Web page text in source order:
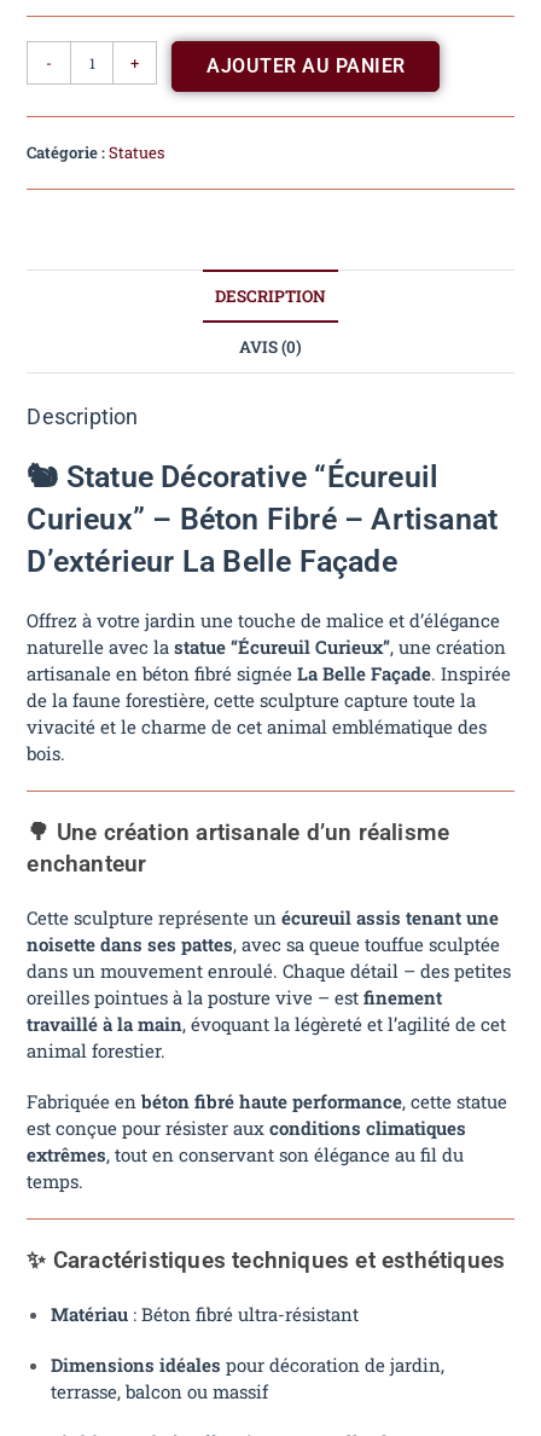
- + AJOUTER AU PANIER
Catégorie :Statues
DESCRIPTION
AVIS (0)
Description
🐿️ Statue Décorative “Écureuil
Curieux” – Béton Fibré – Artisanat
D’extérieur La Belle Façade
Offrez à votre jardin une touche de malice et d’élégance
naturelle avec lastatue “Écureuil Curieux”, une création
artisanale en béton fibré signéeLa Belle Façade. Inspirée
de la faune forestière, cette sculpture capture toute la
vivacité et le charme de cet animal emblématique des
bois.
🌳 Une création artisanale d’un réalisme
enchanteur
Cette sculpture représente unécureuil assis tenant une
noisette dans ses pattes, avec sa queue touffue sculptée
dans un mouvement enroulé. Chaque détail – des petites
oreilles pointues à la posture vive – estfinement
travaillé à la main, évoquant la légèreté et l’agilité de cet
animal forestier.
Fabriquée enbéton fibré haute performance, cette statue
est conçue pour résister auxconditions climatiques
extrêmes, tout en conservant son élégance au fil du
temps.
✨ Caractéristiques techniques et esthétiques
Matériau : Béton fibré ultra-résistant
Dimensions idéales pour décoration de jardin,
terrasse, balcon ou massif